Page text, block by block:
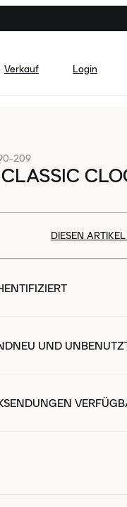
Verkauf Login
209
DIESEN
UND